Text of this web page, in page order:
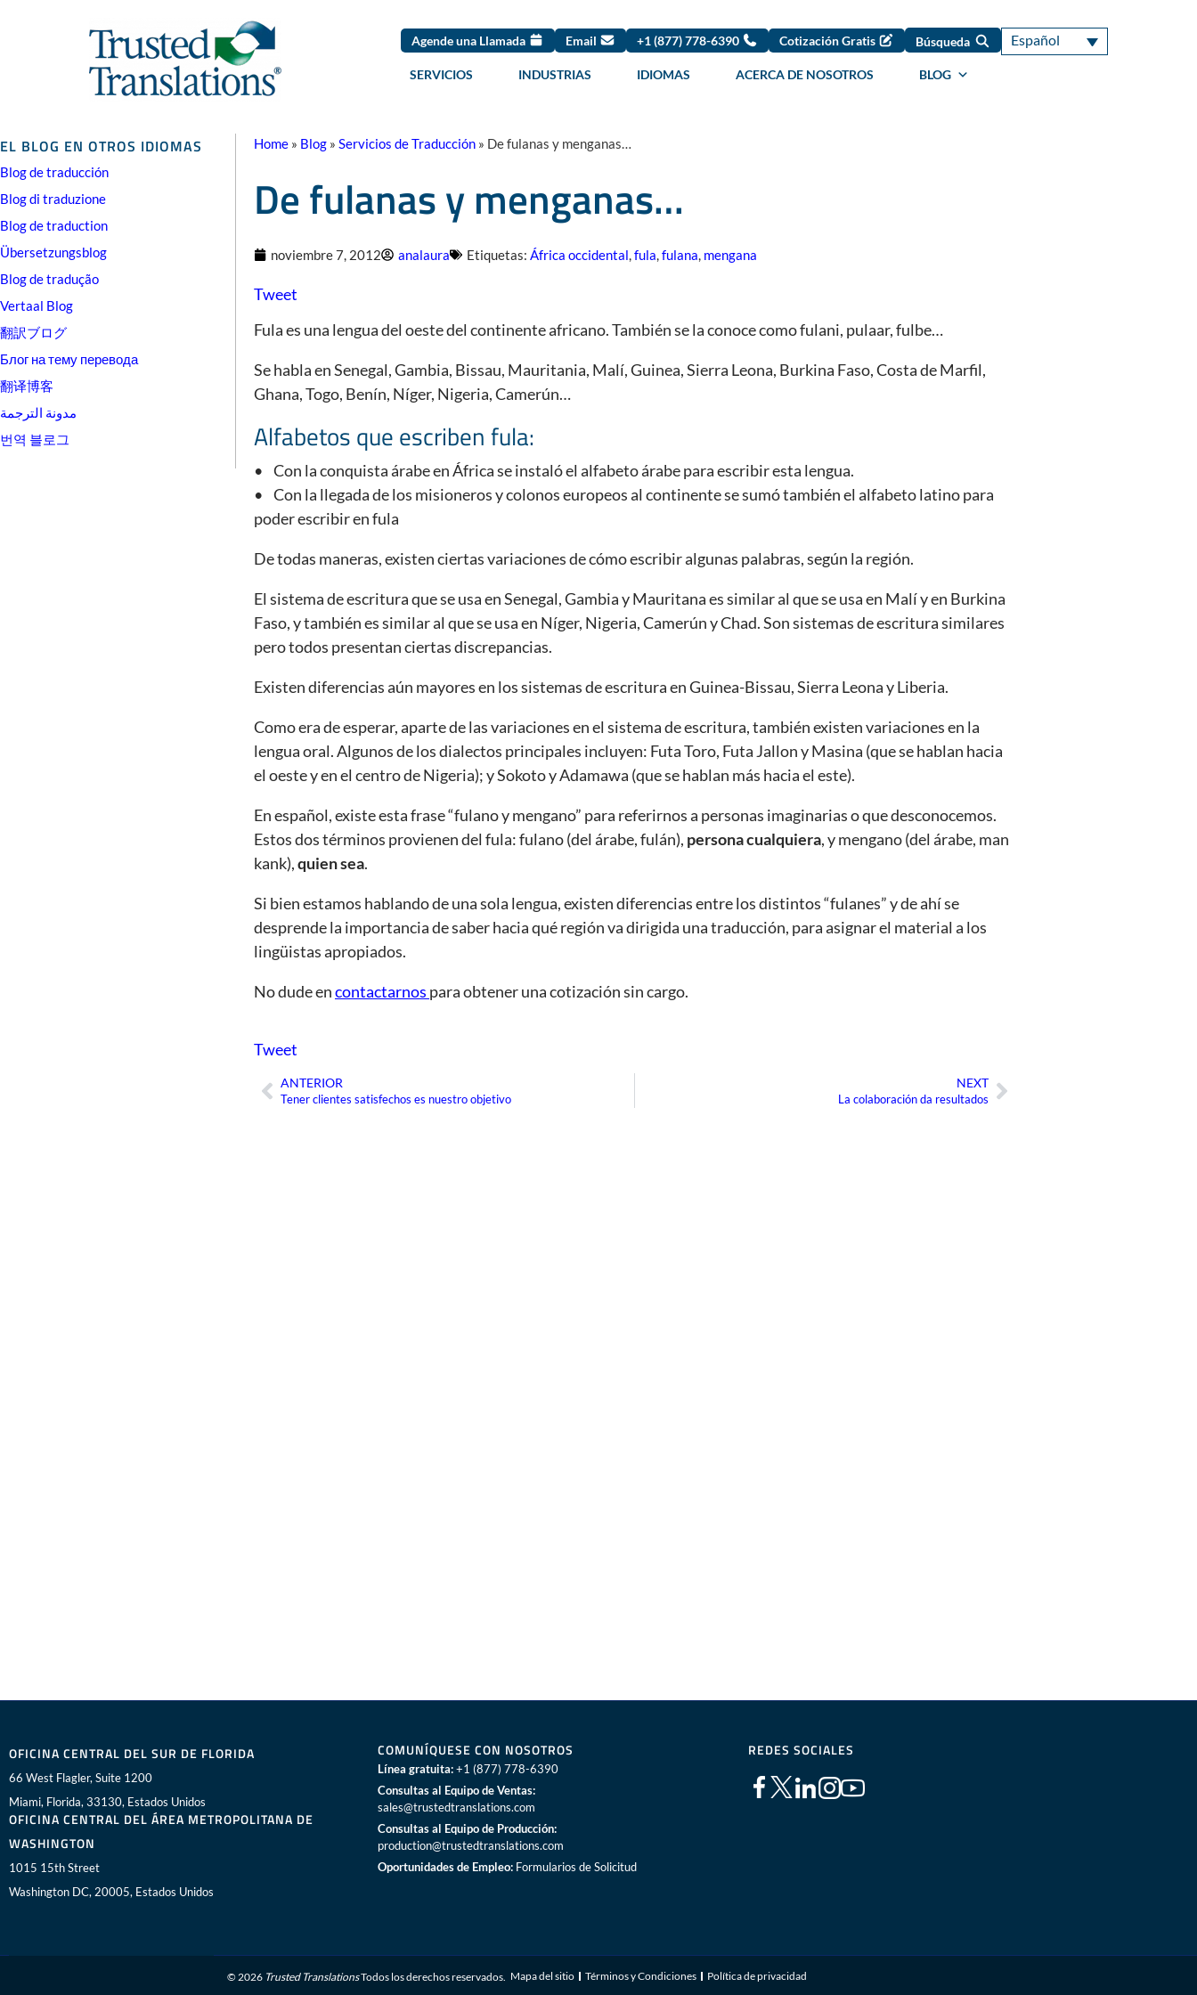
Agende una Llamada Email +1 (877) 778-6390 Cotización Gratis Búsqueda Español
SERVICIOS INDUSTRIAS IDIOMAS ACERCA DE NOSOTROS BLOG
EL BLOG EN OTROS IDIOMAS
Blog de traducción
Blog di traduzione
Blog de traduction
Übersetzungsblog
Blog de tradução
Vertaal Blog
翻訳ブログ
Блог на тему перевода
翻译博客
مدونة الترجمة
번역 블로그
Home » Blog » Servicios de Traducción » De fulanas y menganas…
De fulanas y menganas…
noviembre 7, 2012 analaura Etiquetas: África occidental,fula,fulana, mengana
Tweet
Fula es una lengua del oeste del continente africano. También se la conoce como fulani, pulaar, fulbe…
Se habla en Senegal, Gambia, Bissau, Mauritania, Malí, Guinea, Sierra Leona, Burkina Faso, Costa de Marfil,
Ghana, Togo, Benín, Níger, Nigeria, Camerún…
Alfabetos que escriben fula:
• Con la conquista árabe en África se instaló el alfabeto árabe para escribir esta lengua.
• Con la llegada de los misioneros y colonos europeos al continente se sumó también el alfabeto latino para
poder escribir en fula
De todas maneras, existen ciertas variaciones de cómo escribir algunas palabras, según la región.
El sistema de escritura que se usa en Senegal, Gambia y Mauritana es similar al que se usa en Malí y en Burkina
Faso, y también es similar al que se usa en Níger, Nigeria, Camerún y Chad. Son sistemas de escritura similares
pero todos presentan ciertas discrepancias.
Existen diferencias aún mayores en los sistemas de escritura en Guinea-Bissau, Sierra Leona y Liberia.
Como era de esperar, aparte de las variaciones en el sistema de escritura, también existen variaciones en la
lengua oral. Algunos de los dialectos principales incluyen: Futa Toro, Futa Jallon y Masina (que se hablan hacia
el oeste y en el centro de Nigeria); y Sokoto y Adamawa (que se hablan más hacia el este).
En español, existe esta frase “fulano y mengano” para referirnos a personas imaginarias o que desconocemos.
Estos dos términos provienen del fula: fulano (del árabe, fulán), persona cualquiera, y mengano (del árabe, man
kank),quien sea.
Si bien estamos hablando de una sola lengua, existen diferencias entre los distintos “fulanes” y de ahí se
desprende la importancia de saber hacia qué región va dirigida una traducción, para asignar el material a los
lingüistas apropiados.
No dude encontactarnos para obtener una cotización sin cargo.
Tweet
AntANTERIOR
Tener clientes satisfechos es nuestro objetivo
NEXT
La colaboración da resultados Siguiente
OFICINA CENTRAL DEL SUR DE FLORIDA
66 West Flagler, Suite 1200
Miami, Florida, 33130, Estados Unidos
OFICINA CENTRAL DEL ÁREA METROPOLITANA DE
WASHINGTON
1015 15th Street
Washington DC, 20005, Estados Unidos
COMUNÍQUESE CON NOSOTROS
Línea gratuita: +1 (877) 778-6390
Consultas al Equipo de Ventas:
sales@trustedtranslations.com
Consultas al Equipo de Producción:
production@trustedtranslations.com
Oportunidades de Empleo: Formularios de Solicitud
REDES SOCIALES
© 2026 Trusted TranslationsTodos los derechos reservados. Mapa del sitio Términos y Condiciones Política de privacidad